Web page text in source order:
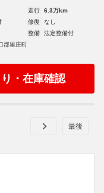
走行
6.3万km
修復
なし
整備
法定整備付
郡里庄町
・在庫確認